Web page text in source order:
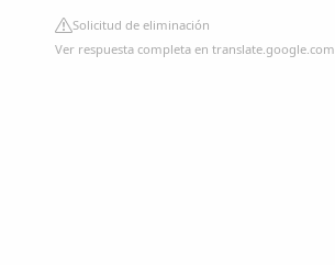
Solicitud de eliminación
Ver respuesta completa en translate.google.com